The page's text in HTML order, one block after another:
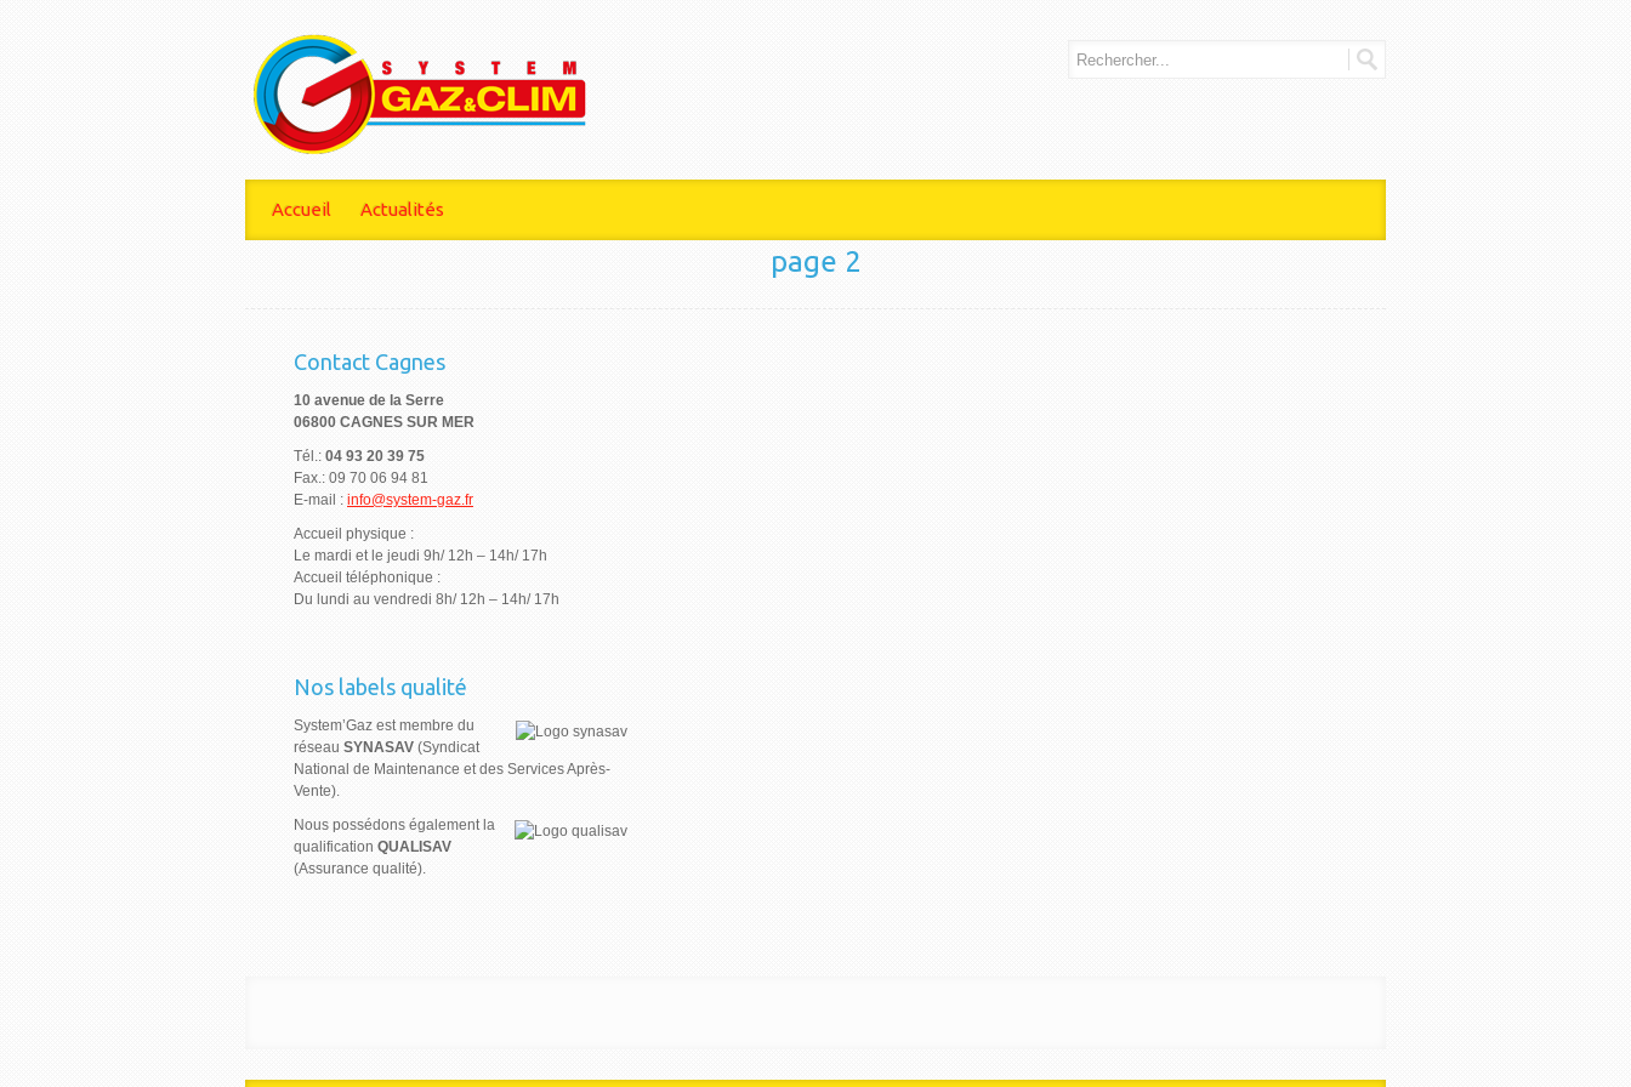
Accueil Actualités
page 2
Contact Cagnes
10 avenue de la Serre
06800 CAGNES SUR MER
Tél.: 04 93 20 39 75
Fax.: 09 70 06 94 81
E-mail : info@system-gaz.fr
Accueil physique :
Le mardi et le jeudi 9h/ 12h – 14h/ 17h
Accueil téléphonique :
Du lundi au vendredi 8h/ 12h – 14h/ 17h
Nos labels qualité
System’Gaz est membre du
réseau SYNASAV (Syndicat
National de Maintenance et des Services Après-
Vente).
Nous possédons également la
qualification QUALISAV
(Assurance qualité).